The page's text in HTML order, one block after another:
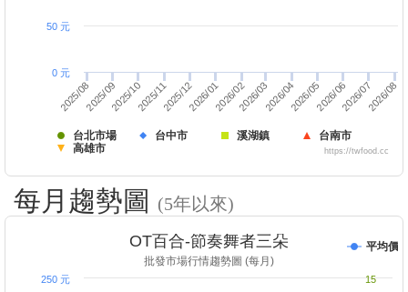
台北市場 台中市 溪湖鎮
台南市
高雄市
2025/082025/092025/102025/112025/122026/012026/022026/032026/042026/052026/062026/072026/08
0 元
50 元
https://twfood.cc
每月趨勢圖 (5年以來)
OT百合-節奏舞者三朵
批發市場行情趨勢圖 (每月)
平均價
250 元 15